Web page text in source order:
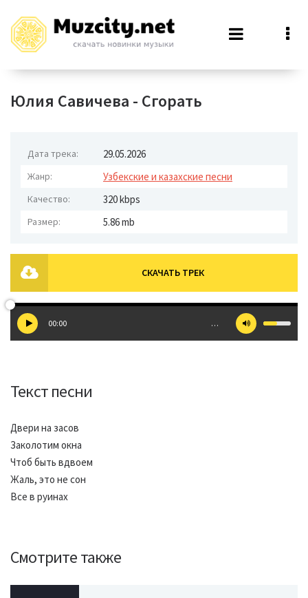
Юлия Савичева - Сгорать
Дата трека: 29.05.2026
Жанр: Узбекские и казахские песни
Качество: 320 kbps
Размер: 5.86 mb
СКАЧАТЬ ТРЕК
00:00 …
Текст песни
Двери на засов
Заколотим окна
Чтоб быть вдвоем
Жаль, это не сон
Все в руинах
Смотрите также